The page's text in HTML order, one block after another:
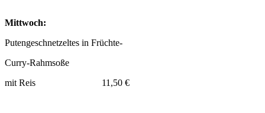
Mittwoch:
Putengeschnetzeltes in Früchte-
Curry-Rahmsoße
mit Reis 11,50 €